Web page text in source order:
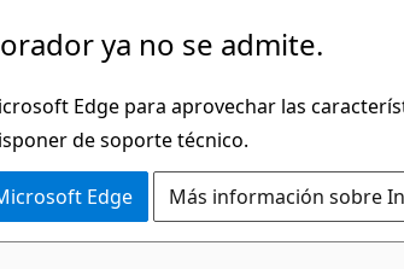
ya no se admite.
Edge para aprovechar las
de soporte técnico.
Edge Más información sobre